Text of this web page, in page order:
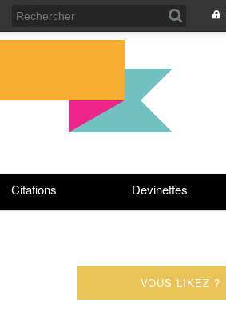
Citations Devinettes
VOUS LIKEZ ?